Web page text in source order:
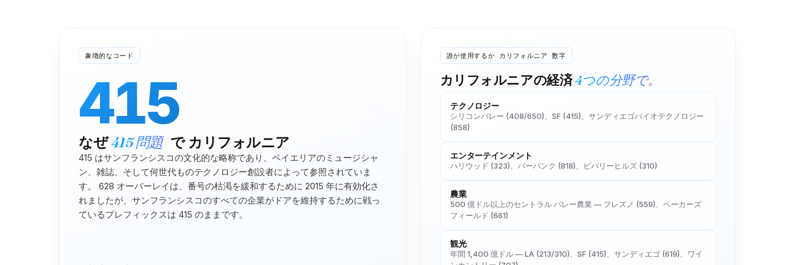
象徴的なコード
415
なぜ415問題 で カリフォルニア
415 はサンフランシスコの文化的な略称であり、ベイエリアのミュージシャ
ン、雑誌、そして何世代ものテクノロジー創設者によって参照されていま
す。 628 オーバーレイは、番号の枯渇を緩和するために 2015 年に有効化さ
れましたが、サンフランシスコのすべての企業がドアを維持するために戦っ
ているプレフィックスは 415 のままです。
誰が使用するか カリフォルニア 数字
カリフォルニアの経済4つの分野で。
テクノロジー
シリコンバレー (408/650)、SF (415)、サンディエゴバイオテクノロジー
(858)
エンターテインメント
ハリウッド (323)、バーバンク (818)、ビバリーヒルズ (310)
農業
500 億ドル以上のセントラル バレー農業 — フレズノ (559)、ベーカーズ
フィールド (661)
観光
年間 1,400 億ドル — LA (213/310)、SF (415)、サンディエゴ (619)、ワイ